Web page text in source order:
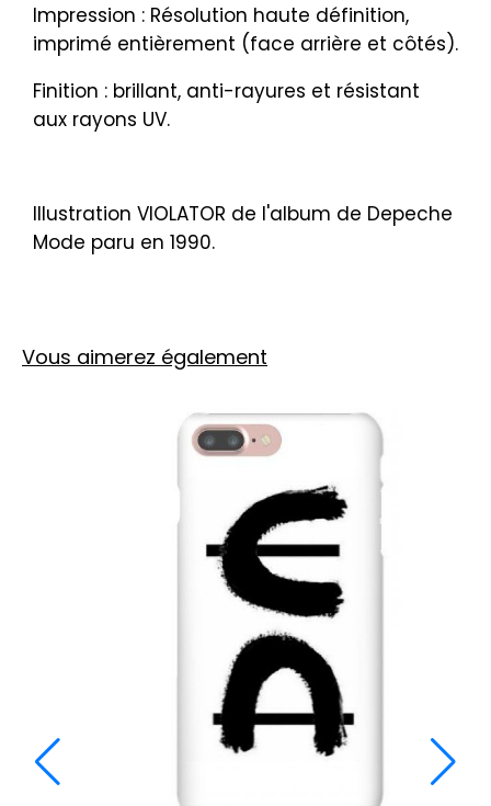
Impression : Résolution haute définition,
imprimé entièrement (face arrière et côtés).
Finition : brillant, anti-rayures et résistant
aux rayons UV.
Illustration VIOLATOR de l'album de Depeche
Mode paru en 1990.
Vous aimerez également